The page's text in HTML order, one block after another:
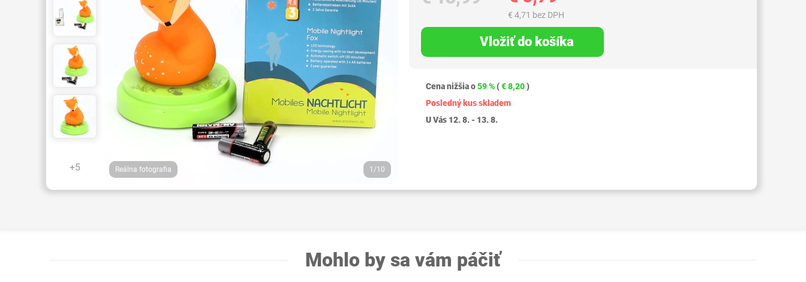
+5 Reálna fotografia 1/10
€ 4,71 bez DPH
Vložiť do košíka
Cena nižšia o59 % (€ 8,20)
Posledný kus skladem
U Vás 12. 8. - 13. 8.
Mohlo by sa vám páčiť